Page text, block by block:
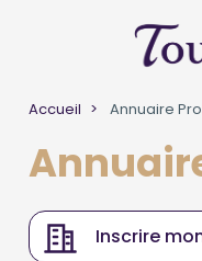
Accueil Annuaire Pro
Inscrire